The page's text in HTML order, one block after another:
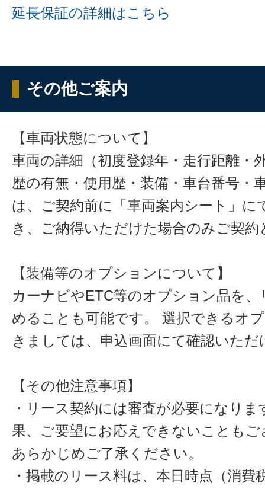
延長保証の詳細はこちら
その他ご案内
【車両状態について】
車両の詳細（初度登録年・走行距離・
歴の有無・使用歴・装備・車台番号・
は、ご契約前に「車両案内シート」に
き、ご納得いただけた場合のみご契約
【装備等のオプションについて】
カーナビやETC等のオプション品を、
めることも可能です。 選択できるオ
きましては、申込画面にて確認いただ
【その他注意事項】
・リース契約には審査が必要になりま
果、ご要望にお応えできないことも
あらかじめご了承ください。
・掲載のリース料は、本日時点（消費